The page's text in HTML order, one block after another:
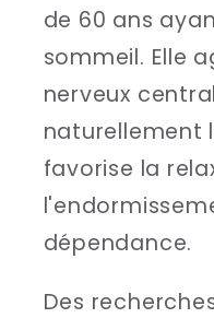
de 60 ans
sommeil. Elle
nerveux
naturellement
favorise la
dépendance.
Des